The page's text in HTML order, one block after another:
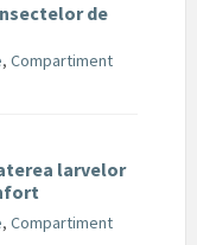
de
, Compartiment
larvelor
, Compartiment